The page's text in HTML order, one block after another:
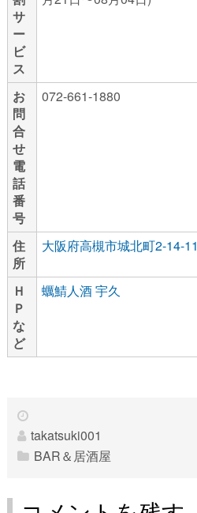
サ
ー
ビ
ス
お
問
合
せ
電
話
番
号
072-661-1880
住
所
大阪府高槻市城北町2-14-11
Ｈ
Ｐ
な
ど
蠣鯖人酒 宇久
takatsuki001
BAR＆居酒屋